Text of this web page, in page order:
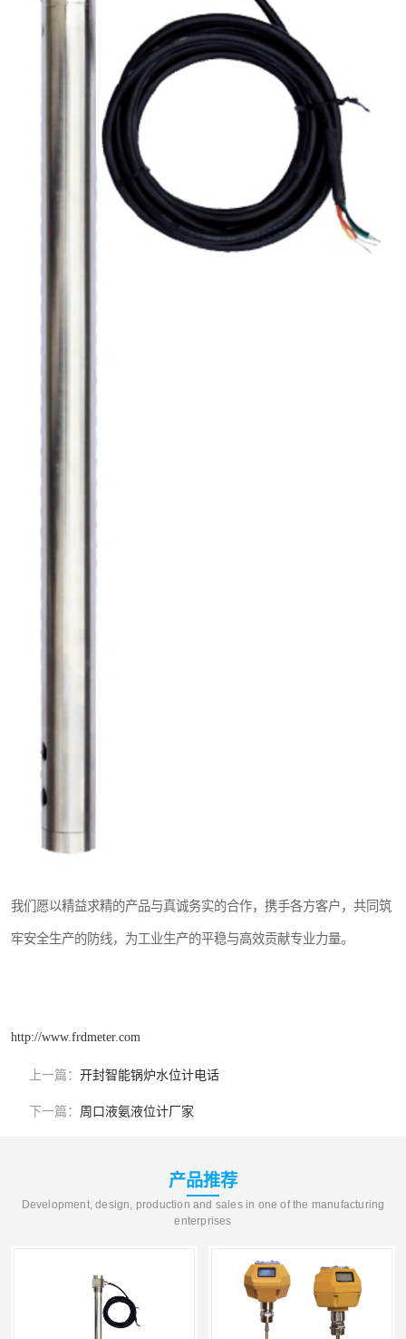
我们愿以精益求精的产品与真诚务实的合作，携手各方客户，共同筑
牢安全生产的防线，为工业生产的平稳与高效贡献专业力量。
http://www.frdmeter.com
上一篇： 开封智能锅炉水位计电话
下一篇： 周口液氨液位计厂家
产品推荐
Development, design, production and sales in one of the manufacturing
enterprises